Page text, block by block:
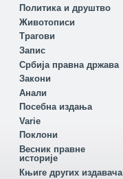
Политика и друштво
Животописи
Трагови
Запис
Србија правна држава
Закони
Aнали
Посебна издања
Variе
Поклони
Весник правне
историје
Књиге других издавача